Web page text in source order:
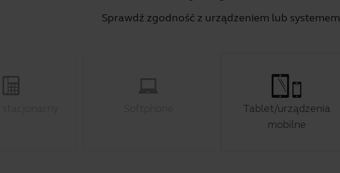
Sprawdź zgodność z urządzeniem lub systemem
Tablet/urządzenia
mobilne